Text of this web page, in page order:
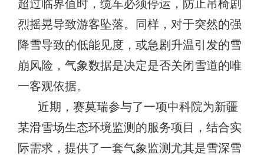
超过临界值时，缆车必须停运，防止吊椅剧
烈摇晃导致游客坠落。同样，对于突然的强
降雪导致的低能见度，或急剧升温引发的雪
崩风险，气象数据是决定是否关闭雪道的唯
一客观依据。
近期，赛莫瑞参与了一项中科院为新疆
某滑雪场生态环境监测的服务项目，结合实
际需求，提供了一套气象监测尤其是雪深雪